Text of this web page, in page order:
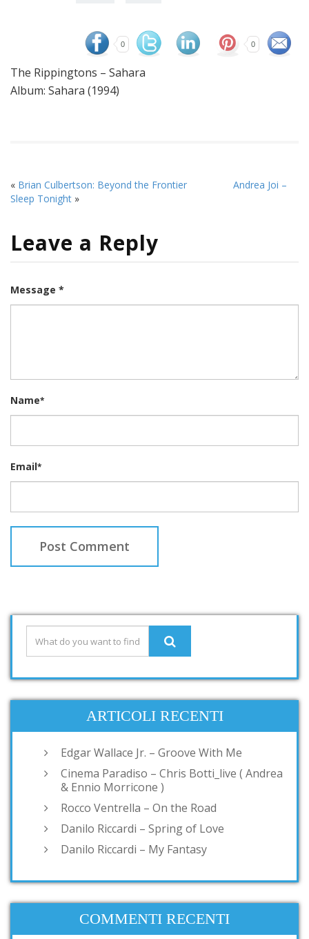
0 0
The Rippingtons – Sahara
Album: Sahara (1994)
« Brian Culbertson: Beyond the Frontier
Andrea Joi –
Sleep Tonight »
Leave a Reply
Message *
Name*
Email*
ARTICOLI RECENTI
Edgar Wallace Jr. – Groove With Me
Cinema Paradiso – Chris Botti_live ( Andrea
& Ennio Morricone )
Rocco Ventrella – On the Road
Danilo Riccardi – Spring of Love
Danilo Riccardi – My Fantasy
COMMENTI RECENTI